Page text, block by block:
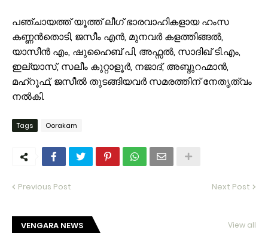
പഞ്ചായത്ത് യൂത്ത് ലീഗ് ഭാരവാഹികളായ ഹംസ
കണ്ണൻതൊടി, ജസീം എൻ, മുനവർ കളത്തിങ്ങൽ,
യാസീൻ എം, ഷുഹൈബ് പി, അഫ്സൽ, സാദിഖ് ടി.എം,
ഇല്യാസ്, സലീം കുറ്റാളൂർ, നജാദ്, അബ്ദുറഹ്മാൻ,
മഹ്‌റൂഫ്, ജസീൽ തുടങ്ങിയവർ സമരത്തിന് നേതൃത്വം
നൽകി.
Tags Oorakam
Previous Post Next Post
VENGARA NEWS View all